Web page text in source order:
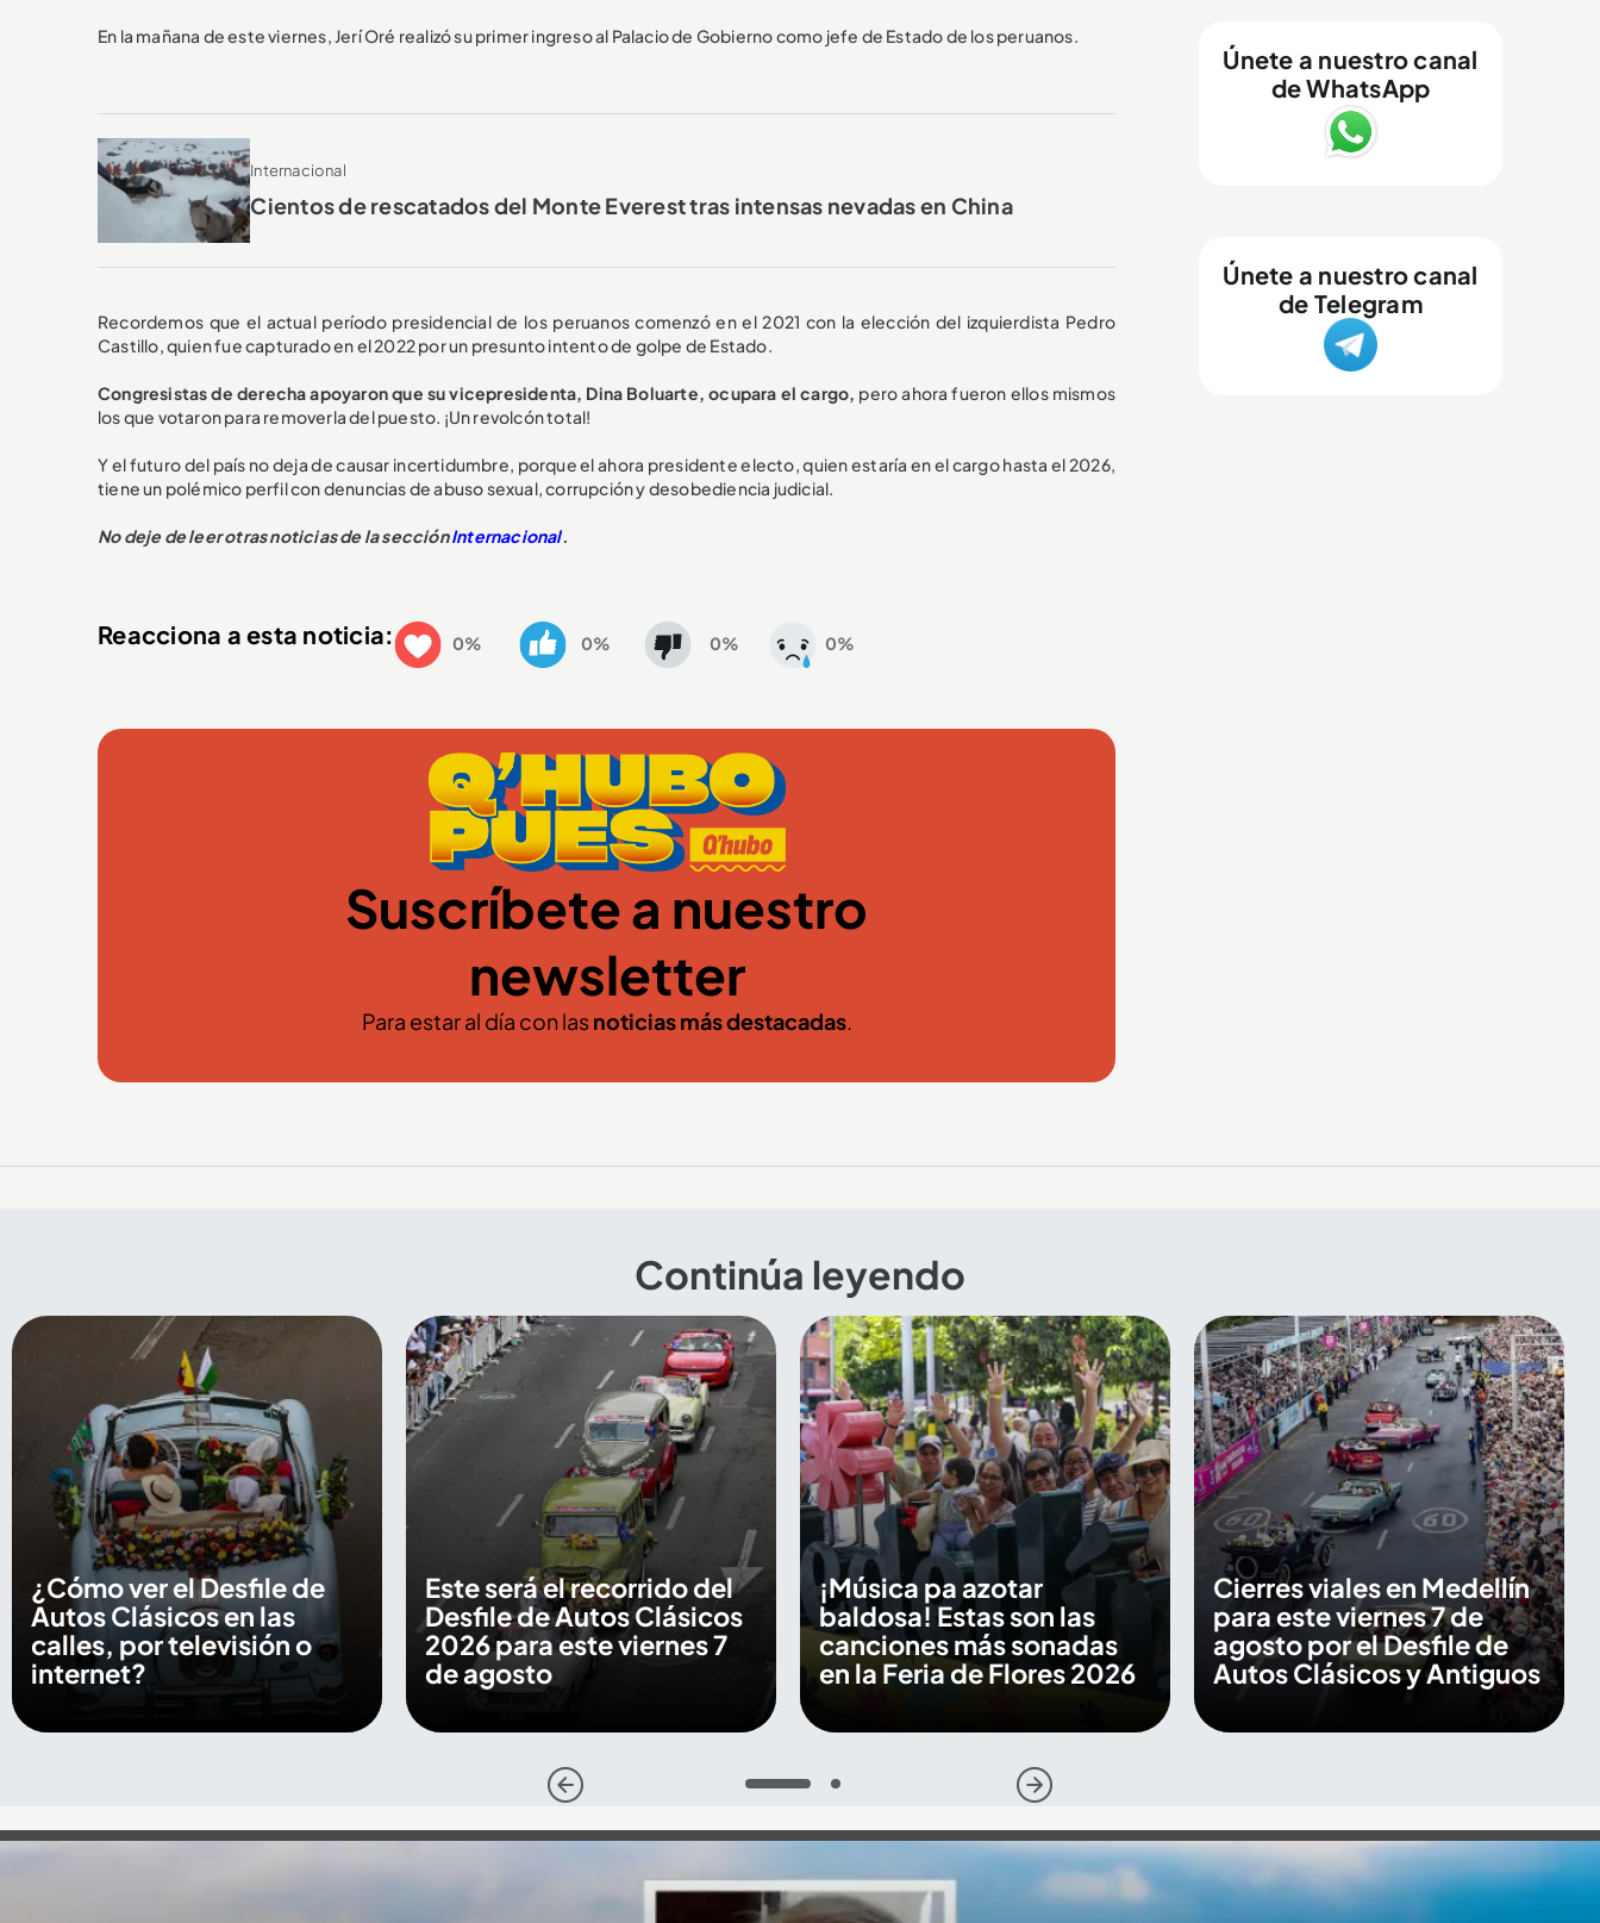
En la mañana de este viernes, Jerí Oré realizó su primer ingreso al Palacio de Gobierno como jefe de Estado de los peruanos.
Internacional
Cientos de rescatados del Monte Everest tras intensas nevadas en China
Recordemos que el actual período presidencial de los peruanos comenzó en el 2021 con la elección del izquierdista Pedro
Castillo, quien fue capturado en el 2022 por un presunto intento de golpe de Estado.
Congresistas de derecha apoyaron que su vicepresidenta, Dina Boluarte, ocupara el cargo, pero ahora fueron ellos mismos
los que votaron para removerla del puesto. ¡Un revolcón total!
Y el futuro del país no deja de causar incertidumbre, porque el ahora presidente electo, quien estaría en el cargo hasta el 2026,
tiene un polémico perfil con denuncias de abuso sexual, corrupción y desobediencia judicial.
No deje de leer otras noticias de la secciónInternacional.
Reacciona a esta noticia: 0% 0% 0% 0%
Suscríbete a nuestro
newsletter
Para estar al día con lasnoticias más destacadas.
Únete a nuestro canal
de WhatsApp
Únete a nuestro canal
de Telegram
Continúa leyendo
¿Cómo ver el Desfile de
Autos Clásicos en las
calles, por televisión o
internet?
Este será el recorrido del
Desfile de Autos Clásicos
2026 para este viernes 7
de agosto
¡Música pa azotar
baldosa! Estas son las
canciones más sonadas
en la Feria de Flores 2026
Cierres viales en Medellín
para este viernes 7 de
agosto por el Desfile de
Autos Clásicos y Antiguos
1 2